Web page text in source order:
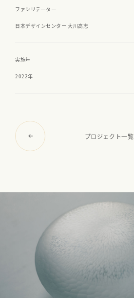
ファシリテーター
日本デザインセンター 大川高志
実施年
2022年
プロジェクト一覧